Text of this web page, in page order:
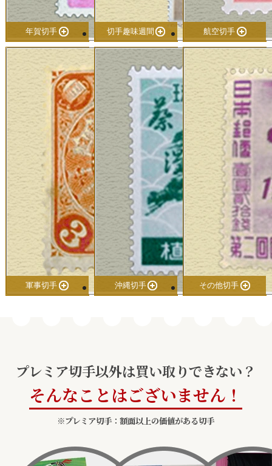
年賀切手 切手趣味週間 航空切手
軍事切手 沖縄切手 その他切手
プレミア切手以外は買い取りできない？
そんなことはございません！
※プレミア切手：額面以上の価値がある切手